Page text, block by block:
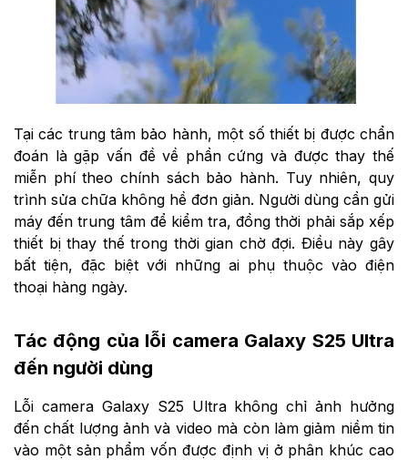
Tại các trung tâm bảo hành, một số thiết bị được chẩn
đoán là gặp vấn đề về phần cứng và được thay thế
miễn phí theo chính sách bảo hành. Tuy nhiên, quy
trình sửa chữa không hề đơn giản. Người dùng cần gửi
máy đến trung tâm để kiểm tra, đồng thời phải sắp xếp
thiết bị thay thế trong thời gian chờ đợi. Điều này gây
bất tiện, đặc biệt với những ai phụ thuộc vào điện
thoại hàng ngày.
Tác động của lỗi camera Galaxy S25 Ultra
đến người dùng
Lỗi camera Galaxy S25 Ultra không chỉ ảnh hưởng
đến chất lượng ảnh và video mà còn làm giảm niềm tin
vào một sản phẩm vốn được định vị ở phân khúc cao